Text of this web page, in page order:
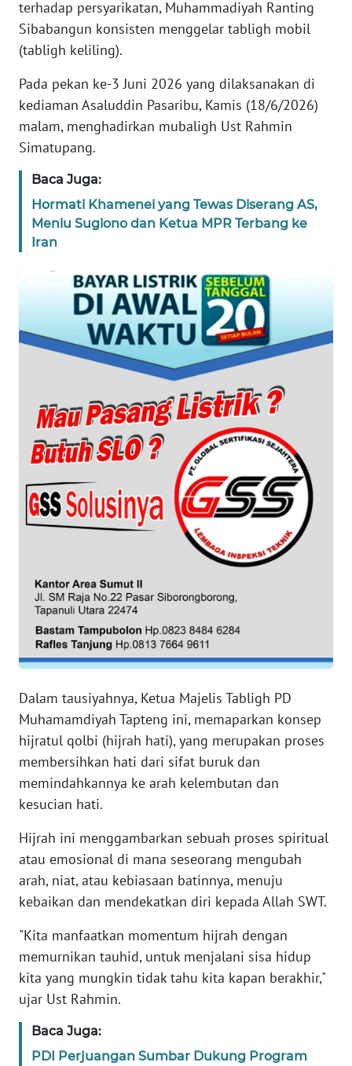
terhadap persyarikatan, Muhammadiyah Ranting
Sibabangun konsisten menggelar tabligh mobil
(tabligh keliling).
Pada pekan ke-3 Juni 2026 yang dilaksanakan di
kediaman Asaluddin Pasaribu, Kamis (18/6/2026)
malam, menghadirkan mubaligh Ust Rahmin
Simatupang.
Baca Juga:
Hormati Khamenei yang Tewas Diserang AS,
Menlu Sugiono dan Ketua MPR Terbang ke
Iran
Dalam tausiyahnya, Ketua Majelis Tabligh PD
Muhamamdiyah Tapteng ini, memaparkan konsep
hijratul qolbi (hijrah hati), yang merupakan proses
membersihkan hati dari sifat buruk dan
memindahkannya ke arah kelembutan dan
kesucian hati.
Hijrah ini menggambarkan sebuah proses spiritual
atau emosional di mana seseorang mengubah
arah, niat, atau kebiasaan batinnya, menuju
kebaikan dan mendekatkan diri kepada Allah SWT.
"Kita manfaatkan momentum hijrah dengan
memurnikan tauhid, untuk menjalani sisa hidup
kita yang mungkin tidak tahu kita kapan berakhir,"
ujar Ust Rahmin.
Baca Juga:
PDI Perjuangan Sumbar Dukung Program
DISCLAIMER
Wahana
News
Regional
WN
WN
JAKARTA
BANTEN
WN
KEPRI
WN
PAPUA
BARAT
WN
RIAU
SERAMBI
WN
JAMBI
WN
WN
NTB
SULTENG
WN
SULBAR
WN
BABEL